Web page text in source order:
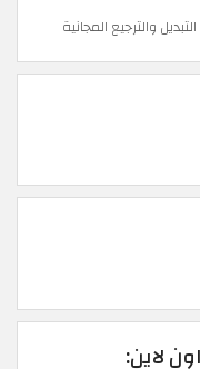
والترجيع المجانية
لاين: